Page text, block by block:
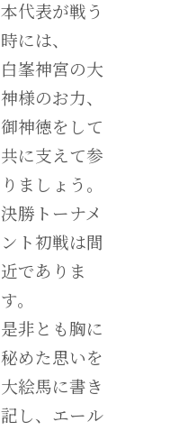
本代表が戦う
時には、
白峯神宮の大
神様のお力、
御神徳をして
共に支えて参
りましょう。
決勝トーナメ
ント初戦は間
近でありま
す。
是非とも胸に
秘めた思いを
大絵馬に書き
記し、エール